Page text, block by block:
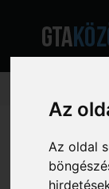
Az
Az oldal
Szkript kérések» RP/